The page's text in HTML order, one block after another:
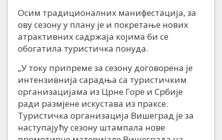
Осим традиционалних манифестација, за
ову сезону у плану је и покретање нових
атрактивних садржаја којима би се
обогатила туристичка понуда.
„У току припреме за сезону договорена је
интензивнија сарадња са туристичким
организацијама из Црне Горе и Србије
ради размјене искустава из праксе.
Туристичка организација Вишеград је за
наступајућу сезону штампала нове